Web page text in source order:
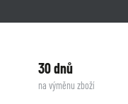
30 dnů
na výměnu zboží